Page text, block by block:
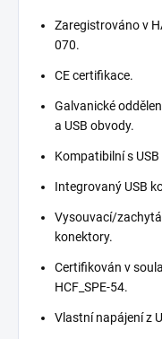
Zaregistrováno v
070.
CE certifikace.
Galvanické
a USB obvody.
Kompatibilní s
Integrovaný USB
Vysouvací/
konektory.
Certifikován v
HCF_SPE-54.
Vlastní napájení z